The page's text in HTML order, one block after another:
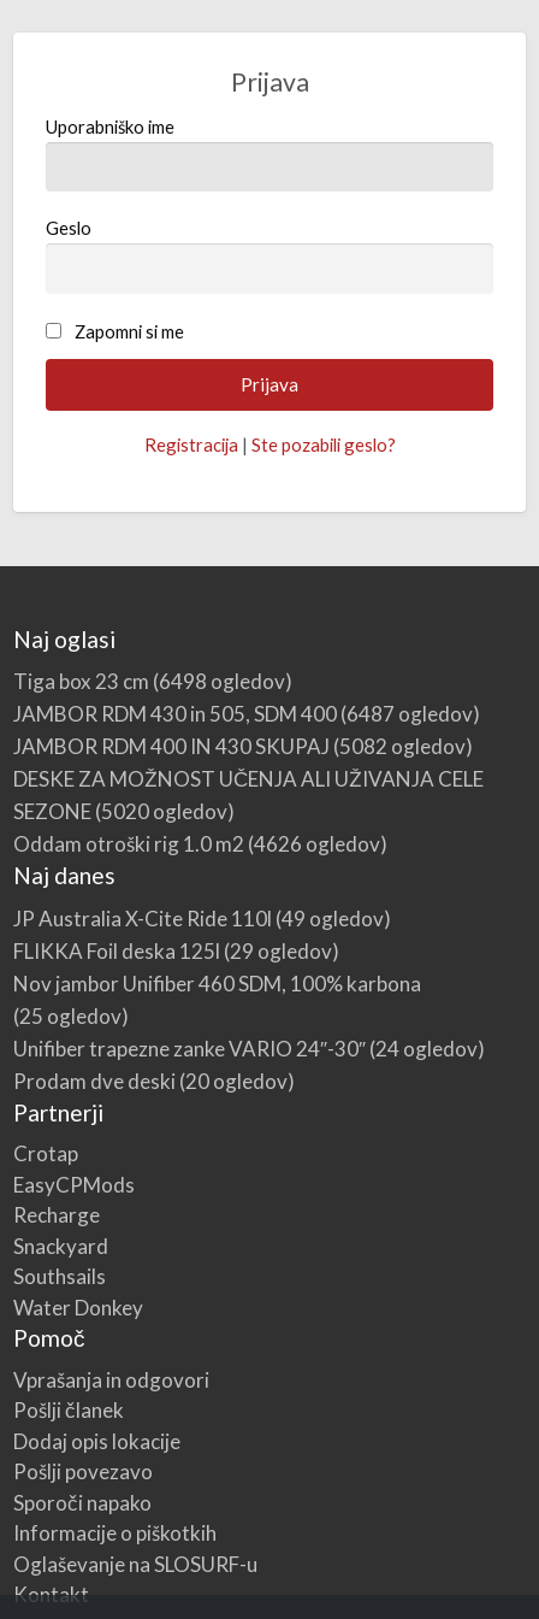
Prijava
Uporabniško ime
Geslo
Zapomni si me
Registracija | Ste pozabili geslo?
Naj oglasi
Tiga box 23 cm (6498 ogledov)
JAMBOR RDM 430 in 505, SDM 400(6487 ogledov)
JAMBOR RDM 400 IN 430 SKUPAJ (5082 ogledov)
DESKE ZA MOŽNOST UČENJA ALI UŽIVANJA CELE
SEZONE(5020 ogledov)
Oddam otroški rig 1.0 m2 (4626 ogledov)
Naj danes
JP Australia X-Cite Ride 110l (49 ogledov)
FLIKKA Foil deska 125l (29 ogledov)
Nov jambor Unifiber 460 SDM, 100% karbona
(25 ogledov)
Unifiber trapezne zanke VARIO 24″-30″(24 ogledov)
Prodam dve deski (20 ogledov)
Partnerji
Crotap
EasyCPMods
Recharge
Snackyard
Southsails
Water Donkey
Pomoč
Vprašanja in odgovori
Pošlji članek
Dodaj opis lokacije
Pošlji povezavo
Sporoči napako
Informacije o piškotkih
Oglaševanje na SLOSURF-u
Kontakt